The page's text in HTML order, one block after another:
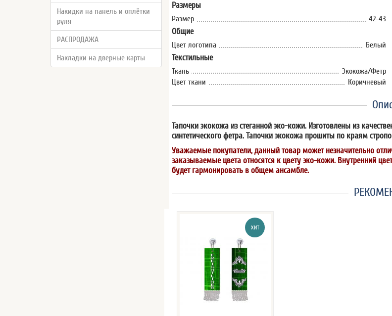
Накидки на панель и оплётки
руля
РАСПРОДАЖА
Накладки на дверные карты
Размеры
Размер 42-43
Общие
Цвет логотипа Белый
Текстильные
Ткань
Экокожа/Фетр
Цвет ткани
Коричневый
Тапочки экокожа из стеганной эко-кожи. Изготовлены из
синтетического фетра. Тапочки экокожа прошиты по краям
Уважаемые покупатели, данный товар может незначительно
заказываемые цвета относятся к цвету эко-кожи. Внутренний
будет гармонировать в общем ансамбле.
ХИТ